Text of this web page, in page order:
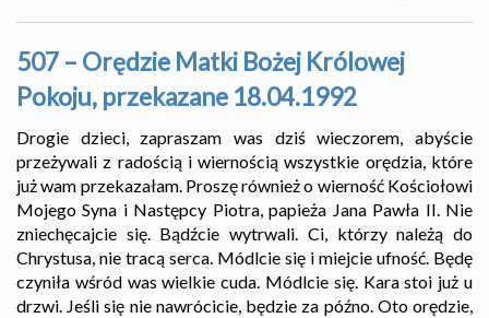
507 – Orędzie Matki Bożej Królowej
Pokoju, przekazane 18.04.1992
Drogie dzieci, zapraszam was dziś wieczorem, abyście
przeżywali z radością i wiernością wszystkie orędzia, które
już wam przekazałam. Proszę również o wierność Kościołowi
Mojego Syna i Następcy Piotra, papieża Jana Pawła II. Nie
zniechęcajcie się. Bądźcie wytrwali. Ci, którzy należą do
Chrystusa, nie tracą serca. Módlcie się i miejcie ufność. Będę
czyniła wśród was wielkie cuda. Módlcie się. Kara stoi już u
drzwi. Jeśli się nie nawrócicie, będzie za późno. Oto orędzie,